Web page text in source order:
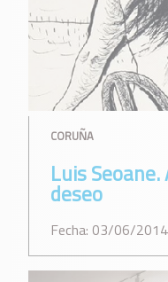
CORUÑA
Luis
deseo
Fecha: 03/06/